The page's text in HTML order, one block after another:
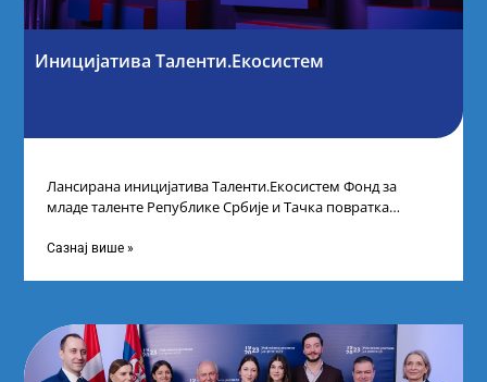
Иницијатива Таленти.Екосистем
Лансирана иницијатива Таленти.Екосистем Фонд за
младе таленте Републике Србије и Тачка повратка
догађају су се
Сазнај више »